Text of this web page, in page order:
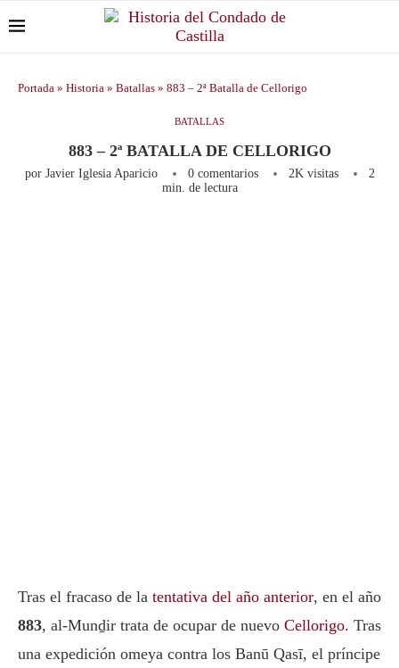
Portada » Historia » Batallas » 883 – 2ª Batalla de Cellorigo
BATALLAS
883 – 2ª BATALLA DE CELLORIGO
por Javier Iglesia Aparicio 0 comentarios 2Kvisitas
2
min. de lectura
Tras el fracaso de la tentativa del año anterior, en el año
883, al-Munḏir trata de ocupar de nuevo Cellorigo. Tras
una expedición omeya contra los Banū Qasī, el príncipe